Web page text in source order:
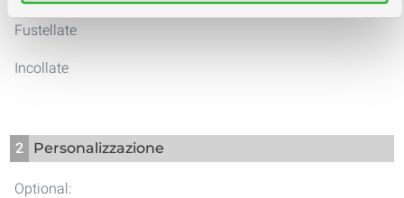
Fustellate
Incollate
2 Personalizzazione
Optional: